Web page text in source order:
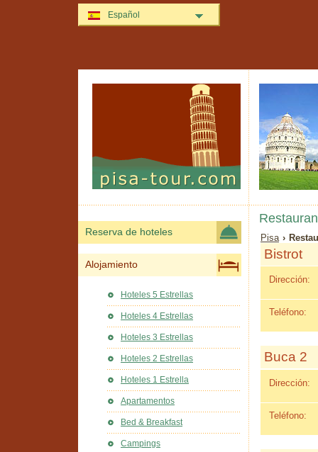
Pisa ›
Bistrot
Dirección:
Teléfono:
Buca 2
Dirección:
Teléfono:
Reserva de hoteles
Alojamiento
Hoteles 5 Estrellas
Hoteles 4 Estrellas
Hoteles 3 Estrellas
Hoteles 2 Estrellas
Hoteles 1 Estrella
Apartamentos
Bed & Breakfast
Campings
Español